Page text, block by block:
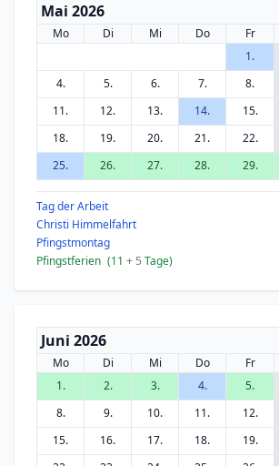
Mai 2026
Mo Di Mi Do Fr
1.
4.
5. 6. 7. 8.
11.
12. 13. 14. 15.
18.
19. 20. 21. 22.
25.
26. 27. 28. 29.
Tag der Arbeit
Christi Himmelfahrt
Pfingstmontag
Pfingstferien (11 + 5 Tage)
Juni 2026
Mo Di Mi Do Fr
1.
2. 3. 4. 5.
8.
9. 10. 11. 12.
15.
16. 17. 18. 19.